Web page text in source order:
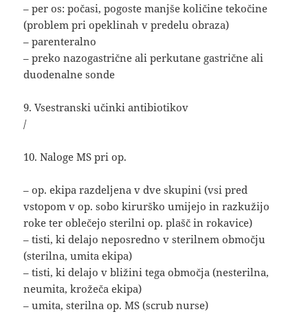
– per os: počasi, pogoste manjše količine tekočine
(problem pri opeklinah v predelu obraza)
– parenteralno
– preko nazogastrične ali perkutane gastrične ali
duodenalne sonde
9. Vsestranski učinki antibiotikov
/
10. Naloge MS pri op.
– op. ekipa razdeljena v dve skupini (vsi pred
vstopom v op. sobo kirurško umijejo in razkužijo
roke ter oblečejo sterilni op. plašč in rokavice)
– tisti, ki delajo neposredno v sterilnem območju
(sterilna, umita ekipa)
– tisti, ki delajo v bližini tega območja (nesterilna,
neumita, krožeča ekipa)
– umita, sterilna op. MS (scrub nurse)